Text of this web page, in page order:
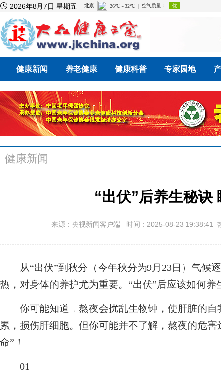
 2026年8月7日 星期五
健康新闻 养老健康 健康科普 专家园地
健康新闻
“出伏”后养生秘诀
来源：央视新闻客户端 时间：2025-08-23 19:38:41
从“出伏”到秋分（今年秋分为9月23日）气候
热，对身体的养护尤为重要。“出伏”后应该如何
你可能知道，熬夜会扰乱生物钟，使肝脏的自
累，损伤肝细胞。但你可能并不了解，熬夜的危
命”！
01